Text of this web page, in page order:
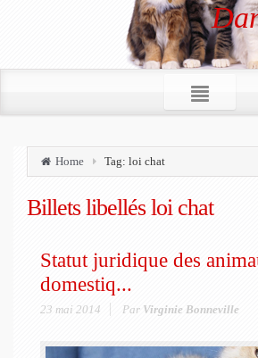
Home Tag: loi chat
Billets libellésloi chat
Statut juridique des
domestiq...
23 mai 2014 Par Virginie Bonneville